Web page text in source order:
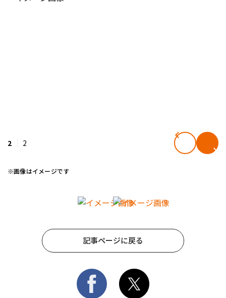
2 2
※画像はイメージです
記事ページに戻る